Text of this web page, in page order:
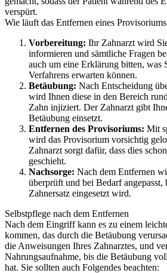
verspürt.
Wie läuft das Entfernen eines
Vorbereitung: Ihr Zahnarzt wird
informieren und sämtliche Fragen
auch um eine Erklärung bitten, was
Verfahrens erwarten können.
Betäubung: Nach Entscheidung
wird Ihnen diese in den Bereich
Zahn injiziert. Der Zahnarzt gibt
Betäubung einsetzt.
Entfernen des Provisoriums: Mit
wird das Provisorium vorsichtig
Zahnarzt sorgt dafür, dass dies
geschieht.
Nachsorge: Nach dem Entfernen
überprüft und bei Bedarf angepasst,
Zahnersatz eingesetzt wird.
Selbstpflege nach dem Entfernen
Nach dem Eingriff kann es zu einem
kommen, das durch die Betäubung
die Anweisungen Ihres Zahnarztes, und
Nahrungsaufnahme, bis die Betäubung
hat. Sie sollten auch Folgendes beachten: